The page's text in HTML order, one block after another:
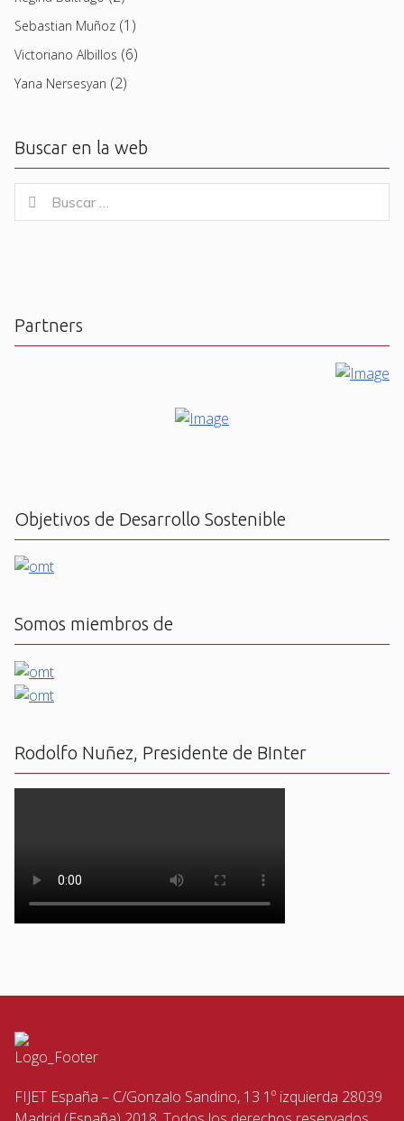
Sebastian Muñoz (1)
Victoriano Albillos (6)
Yana Nersesyan (2)
Buscar en la web
for:
Buscar
Partners
Objetivos de Desarrollo Sostenible
Somos miembros de
Rodolfo Nuñez, Presidente de BInter
FIJET España – C/Gonzalo Sandino, 13 1º izquierda 28039